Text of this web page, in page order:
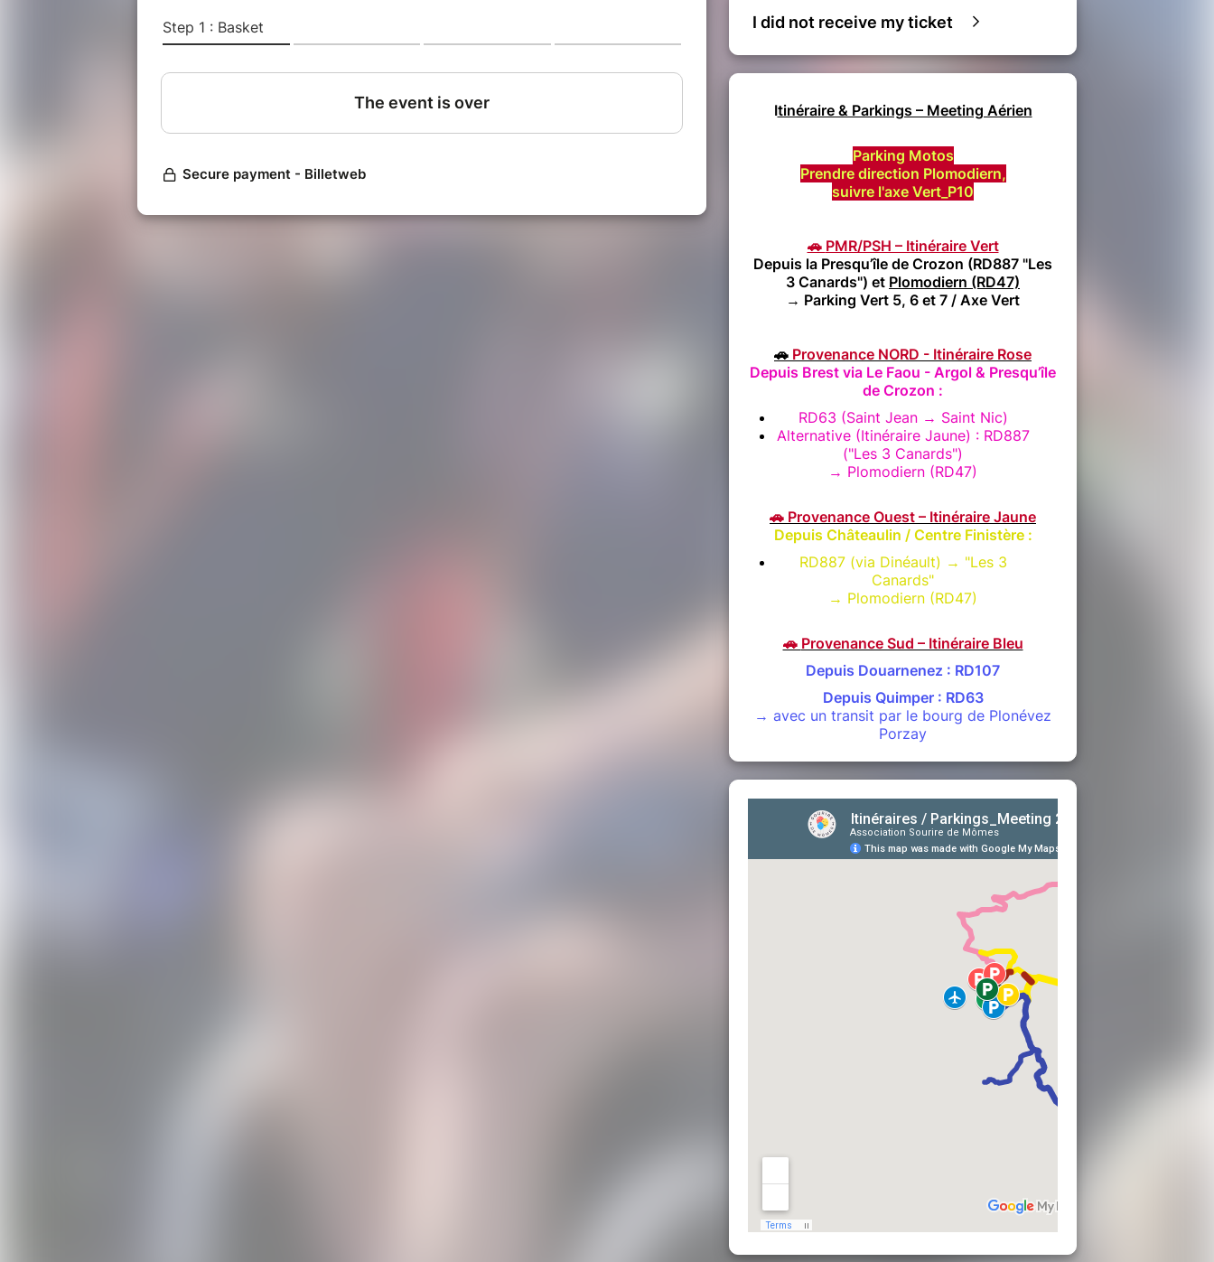
I did not receive my ticket
Itinéraire & Parkings – Meeting Aérien
Parking Motos
Prendre direction Plomodiern,
suivre l'axe Vert_P10
🚗 PMR/PSH – Itinéraire Vert
Depuis la Presqu’île de Crozon (RD887 "Les
3 Canards") et Plomodiern (RD47)
→ Parking Vert 5, 6 et 7 / Axe Vert
🚗 Provenance NORD - Itinéraire Rose
Depuis Brest via Le Faou - Argol & Presqu’île
de Crozon :
RD63 (Saint Jean → Saint Nic)
Alternative (Itinéraire Jaune) : RD887
("Les 3 Canards")
→ Plomodiern (RD47)
🚗 Provenance Ouest – Itinéraire Jaune
Depuis Châteaulin / Centre Finistère :
RD887 (via Dinéault) → "Les 3
Canards"
→ Plomodiern (RD47)
🚗 Provenance Sud – Itinéraire Bleu
Depuis Douarnenez : RD107
Depuis Quimper : RD63
→ avec un transit par le bourg de Plonévez
Porzay